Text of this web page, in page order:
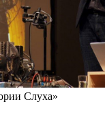
Слуха»